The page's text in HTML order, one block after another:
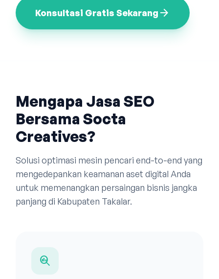
Konsultasi Gratis Sekarang arrow_forward
Mengapa Jasa SEO
Bersama Socta
Creatives?
Solusi optimasi mesin pencari end-to-end yang
mengedepankan keamanan aset digital Anda
untuk memenangkan persaingan bisnis jangka
panjang di Kabupaten Takalar.
search_insights